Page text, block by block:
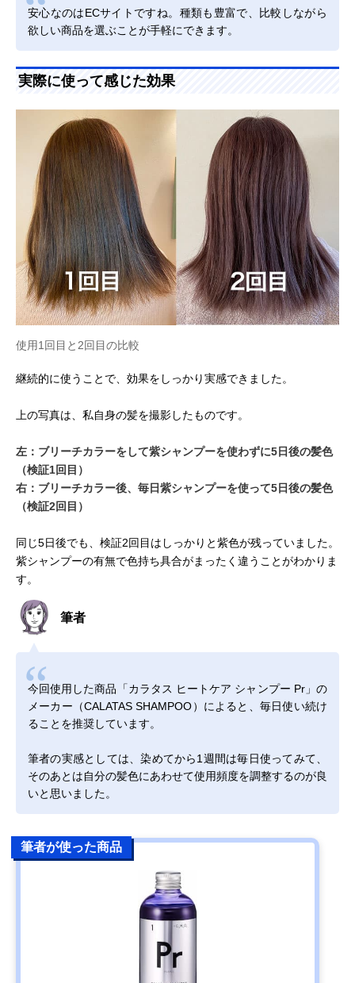
安心なのはECサイトですね。種類も豊富で、比較しながら
欲しい商品を選ぶことが手軽にできます。
実際に使って感じた効果
使用1回目と2回目の比較
継続的に使うことで、効果をしっかり実感できました。
上の写真は、私自身の髪を撮影したものです。
左：ブリーチカラーをして紫シャンプーを使わずに5日後の髪色
（検証1回目）
右：ブリーチカラー後、毎日紫シャンプーを使って5日後の髪色
（検証2回目）
同じ5日後でも、検証2回目はしっかりと紫色が残っていました。
紫シャンプーの有無で色持ち具合がまったく違うことがわかりま
す。
筆者
今回使用した商品「カラタス ヒートケア シャンプー Pr」の
メーカー（CALATAS SHAMPOO）によると、毎日使い続け
ることを推奨しています。
筆者の実感としては、染めてから1週間は毎日使ってみて、
そのあとは自分の髪色にあわせて使用頻度を調整するのが良
いと思いました。
筆者が使った商品